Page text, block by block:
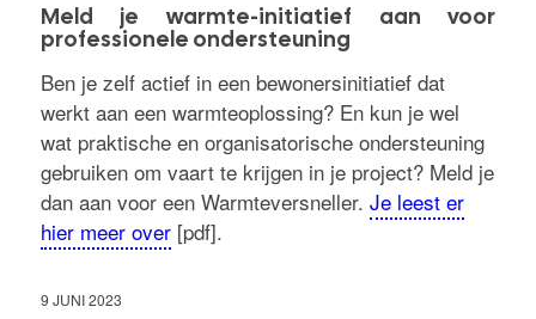
Meld je warmte-initiatief aan voor
professionele ondersteuning
Ben je zelf actief in een bewonersinitiatief dat
werkt aan een warmteoplossing? En kun je wel
wat praktische en organisatorische ondersteuning
gebruiken om vaart te krijgen in je project? Meld je
dan aan voor een Warmteversneller. Je leest er
hier meer over[pdf].
9 JUNI 2023